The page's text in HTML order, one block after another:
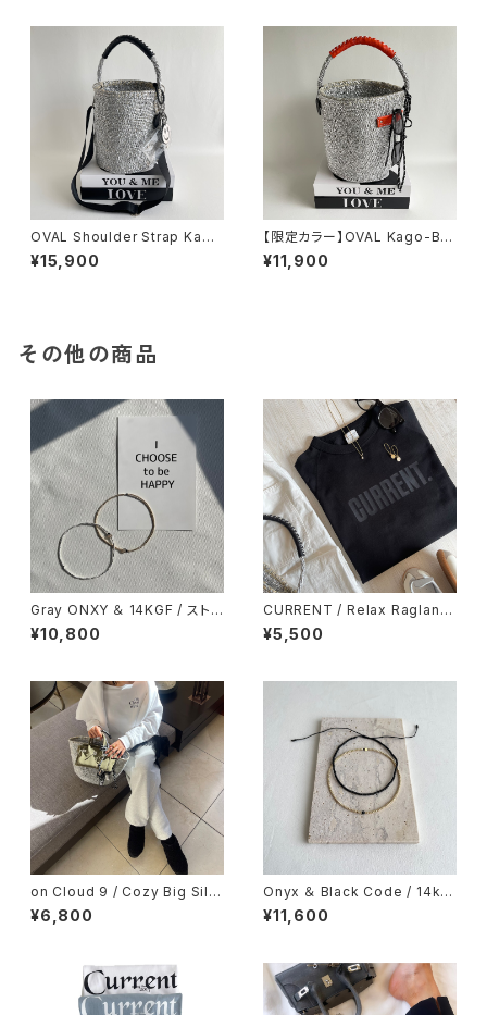
OVAL Shoulder Strap Kago
-Bag / Smile charm / BLAC
K
¥15,900
【限定カラー】OVAL Kago-Ba
g / megane holder / ORAN
GE
¥11,900
その他の商品
Gray ONXY ＆ 14KGF / ストレ
ッチ ループ アンクレット
¥10,800
CURRENT / Relax Raglan sl
eeve / 7分袖Tシャツ / BLAC
K
¥5,500
on Cloud 9 / Cozy Big Silh
ouette Sweat / White
¥6,800
Onyx ＆ Black Code / 14kgf
/ ストレッチ ループ アンクレット
¥11,600